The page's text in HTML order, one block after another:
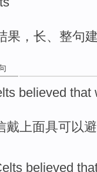
果，长、整句
believed that
戴上面具可以
believed